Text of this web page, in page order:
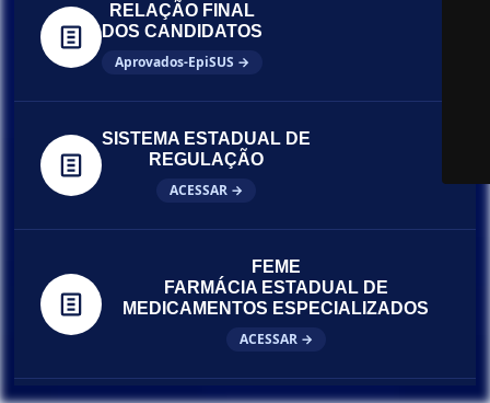
RELAÇÃO FINAL
DOS CANDIDATOS
Aprovados-EpiSUS →
SISTEMA ESTADUAL DE
REGULAÇÃO
ACESSAR →
FEME
FARMÁCIA ESTADUAL DE
MEDICAMENTOS ESPECIALIZADOS
ACESSAR →